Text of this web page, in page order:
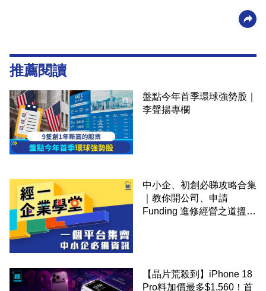
推薦閱讀
盤點今年首季環球強勢股｜
李聲揚專欄
中小企、初創必睇攻略合集
｜教你開公司、申請
Funding 進修經營之道搵大
【晶片荒殺到】iPhone 18
Pro料加價最多$1,560！首